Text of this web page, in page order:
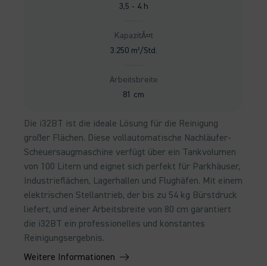
3,5 - 4 h
KapazitÃ¤t
3.250 m²/Std.
Arbeitsbreite
81 cm
Die i32BT ist die ideale Lösung für die Reinigung
großer Flächen. Diese vollautomatische Nachläufer-
Scheuersaugmaschine verfügt über ein Tankvolumen
von 100 Litern und eignet sich perfekt für Parkhäuser,
Industrieflächen, Lagerhallen und Flughäfen. Mit einem
elektrischen Stellantrieb, der bis zu 54 kg Bürstdruck
liefert, und einer Arbeitsbreite von 80 cm garantiert
die i32BT ein professionelles und konstantes
Reinigungsergebnis.
Weitere Informationen